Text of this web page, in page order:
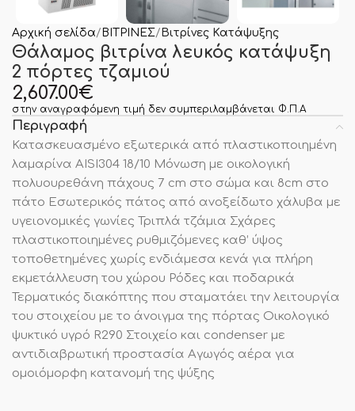
Αρχική σελίδα ΒΙΤΡΙΝΕΣ Βιτρίνες Κατάψυξης
Θάλαμος βιτρίνα λευκός κατάψυξη
2 πόρτες τζαμιού
2,607.00€
στην αναγραφόμενη τιμή δεν συμπεριλαμβάνεται Φ.Π.Α
Περιγραφή
Κατασκευασμένο εξωτερικά από πλαστικοποιημένη
λαμαρίνα AISI304 18/10 Μόνωση με οικολογική
πολυουρεθάνη πάχους 7 cm στο σώμα και 8cm στο
πάτο Εσωτερικός πάτος από ανοξείδωτο χάλυβα με
υγειονομικές γωνίες Τριπλά τζάμια Σχάρες
πλαστικοποιημένες ρυθμιζόμενες καθ’ ύψος
τοποθετημένες χωρίς ενδιάμεσα κενά για πλήρη
εκμετάλλευση του χώρου Ρόδες και ποδαρικά
Τερματικός διακόπτης που σταματάει την λειτουργία
του στοιχείου με το άνοιγμα της πόρτας Οικολογικό
ψυκτικό υγρό R290 Στοιχείο και condenser με
αντιδιαβρωτική προστασία Αγωγός αέρα για
ομοιόμορφη κατανομή της ψύξης